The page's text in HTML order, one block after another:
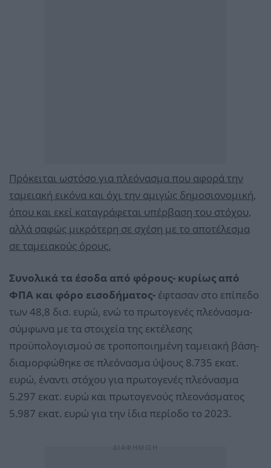
Πρόκειται ωστόσο για πλεόνασμα που αφορά την
ταμειακή εικόνα και όχι την αμιγώς δημοσιονομική,
όπου και εκεί καταγράφεται υπέρβαση του στόχου,
αλλά σαφώς μικρότερη σε σχέση με το αποτέλεσμα
σε ταμειακούς όρους.
Συνολικά τα έσοδα από φόρους- κυρίως από
ΦΠΑ και φόρο εισοδήματος- έφτασαν στο επίπεδο
των 48,8 δισ. ευρώ, ενώ το πρωτογενές πλεόνασμα-
σύμφωνα με τα στοιχεία της εκτέλεσης
προϋπολογισμού σε τροποποιημένη ταμειακή βάση-
διαμορφώθηκε σε πλεόνασμα ύψους 8.735 εκατ.
ευρώ, έναντι στόχου για πρωτογενές πλεόνασμα
5.297 εκατ. ευρώ και πρωτογενούς πλεονάσματος
5.987 εκατ. ευρώ για την ίδια περίοδο το 2023.